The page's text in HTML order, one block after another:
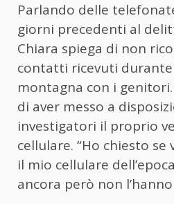
Parlando delle
giorni precedenti al
Chiara spiega di non
contatti ricevuti durante
montagna con i
di aver messo a
investigatori il proprio
cellulare. “Ho chiesto se
il mio cellulare
ancora però non